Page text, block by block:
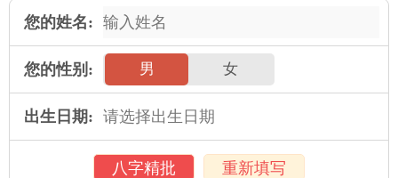
1、实力决定未来
2、为未来做好准备
3、不依赖算命结果
4、在现实中寻找机遇
您的姓名:
您的性别: 男 女
出生日期:
八字精批 重新填写